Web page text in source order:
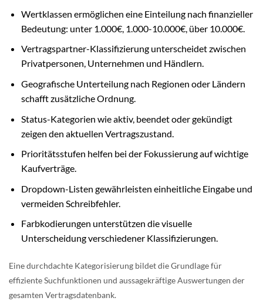
Wertklassen ermöglichen eine Einteilung nach finanzieller
Bedeutung: unter 1.000€, 1.000-10.000€, über 10.000€.
Vertragspartner-Klassifizierung unterscheidet zwischen
Privatpersonen, Unternehmen und Händlern.
Geografische Unterteilung nach Regionen oder Ländern
schafft zusätzliche Ordnung.
Status-Kategorien wie aktiv, beendet oder gekündigt
zeigen den aktuellen Vertragszustand.
Prioritätsstufen helfen bei der Fokussierung auf wichtige
Kaufverträge.
Dropdown-Listen gewährleisten einheitliche Eingabe und
vermeiden Schreibfehler.
Farbkodierungen unterstützen die visuelle
Unterscheidung verschiedener Klassifizierungen.
Eine durchdachte Kategorisierung bildet die Grundlage für
effiziente Suchfunktionen und aussagekräftige Auswertungen der
gesamten Vertragsdatenbank.